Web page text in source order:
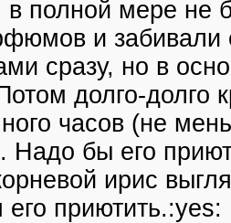
в полной мере не
и забивали
сразу, но в
долго-долго
часов (не
Надо бы его
ирис
его приютить.:yes: